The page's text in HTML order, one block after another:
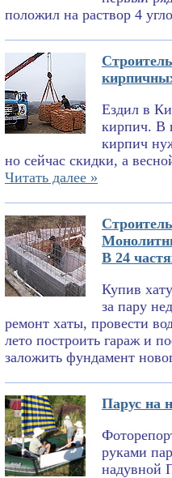
положил на раствор 4
Ездил в
кирпич. В
кирпич
но сейчас скидки, а
Читать далее »
В 24
Купив
за пару
ремонт хаты, провести
лето построить гараж и
заложить фундамент
Парус на
руками
надувной